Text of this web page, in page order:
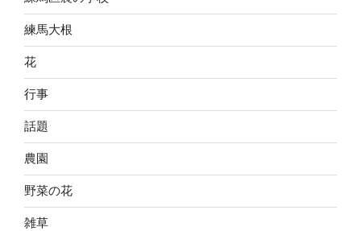
練馬大根
花
行事
話題
農園
野菜の花
雑草